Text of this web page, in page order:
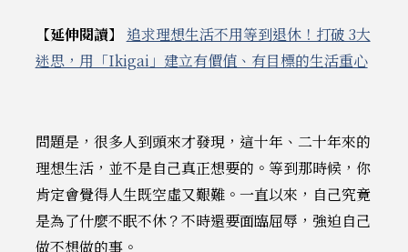
【延伸閱讀】
追求理想生活不用等到退休！打破 3大
迷思，用「Ikigai」建立有價值、有目標的生活重心
問題是，很多人到頭來才發現，這十年、二十年來的
理想生活，並不是自己真正想要的。等到那時候，你
肯定會覺得人生既空虛又艱難。一直以來，自己究竟
是為了什麼不眠不休？不時還要面臨屈辱，強迫自己
做不想做的事。